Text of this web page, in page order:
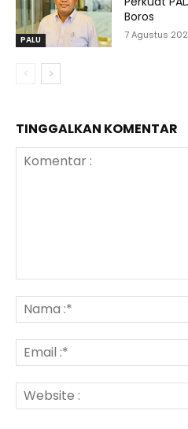
PALU
Boros
7 Agustus
TINGGALKAN KOMENTAR